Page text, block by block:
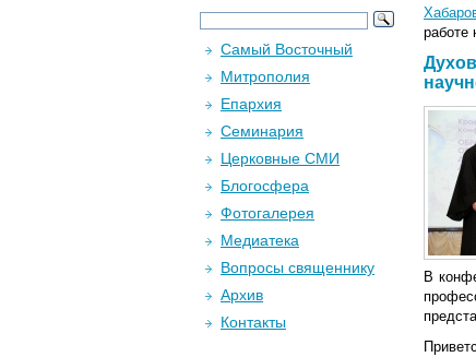
работе
В
Самый Восточный
Митрополия
Епархия
Семинария
Церковные СМИ
Блогосфера
Фотогалерея
Медиатека
Вопросы священнику
Архив
Контакты